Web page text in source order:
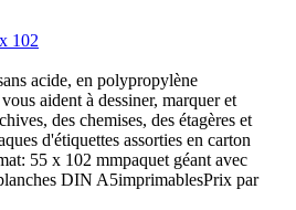
102
acide, en polypropylène
aident à dessiner, marquer et
des chemises, des étagères et
d'étiquettes assorties en carton
55 x 102 mmpaquet géant avec
DIN A5imprimablesPrix par